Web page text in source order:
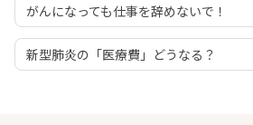
がんになっても仕事を辞めないで！
新型肺炎の「医療費」どうなる？